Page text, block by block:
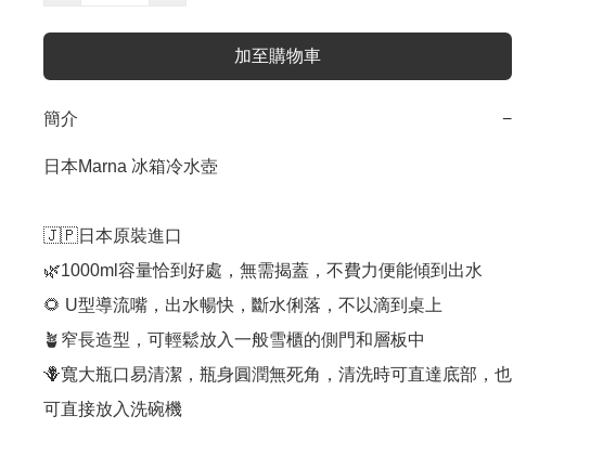
加至購物車
簡介 −
日本Marna 冰箱冷水壺
🇯🇵日本原裝進口
🌿1000ml容量恰到好處，無需揭蓋，不費力便能傾到出水
🌻 U型導流嘴，出水暢快，斷水俐落，不以滴到桌上
🪴窄長造型，可輕鬆放入一般雪櫃的側門和層板中
🪻寬大瓶口易清潔，瓶身圓潤無死角，清洗時可直達底部，也
可直接放入洗碗機